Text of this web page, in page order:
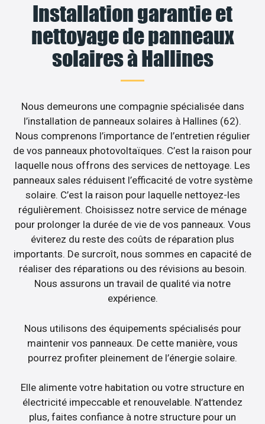
Installation garantie et
nettoyage de panneaux
solaires à Hallines
Nous demeurons une compagnie spécialisée dans
l’installation de panneaux solaires à Hallines (62).
Nous comprenons l’importance de l’entretien régulier
de vos panneaux photovoltaïques. C’est la raison pour
laquelle nous offrons des services de nettoyage. Les
panneaux sales réduisent l’efficacité de votre système
solaire. C’est la raison pour laquelle nettoyez-les
régulièrement. Choisissez notre service de ménage
pour prolonger la durée de vie de vos panneaux. Vous
éviterez du reste des coûts de réparation plus
importants. De surcroît, nous sommes en capacité de
réaliser des réparations ou des révisions au besoin.
Nous assurons un travail de qualité via notre
expérience.
Nous utilisons des équipements spécialisés pour
maintenir vos panneaux. De cette manière, vous
pourrez profiter pleinement de l’énergie solaire.
Elle alimente votre habitation ou votre structure en
électricité impeccable et renouvelable. N’attendez
plus, faites confiance à notre structure pour un